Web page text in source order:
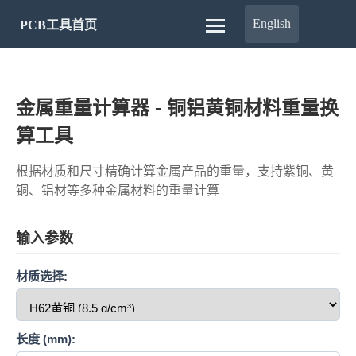
PCB工具首页 English
金属重量计算器 - 铜铝黄铜材料重量换
算工具
根据材质和尺寸精确计算金属产品的重量，支持紫铜、黄
铜、铝材等多种金属材料的重量计算
输入参数
材质选择:
长度 (mm):